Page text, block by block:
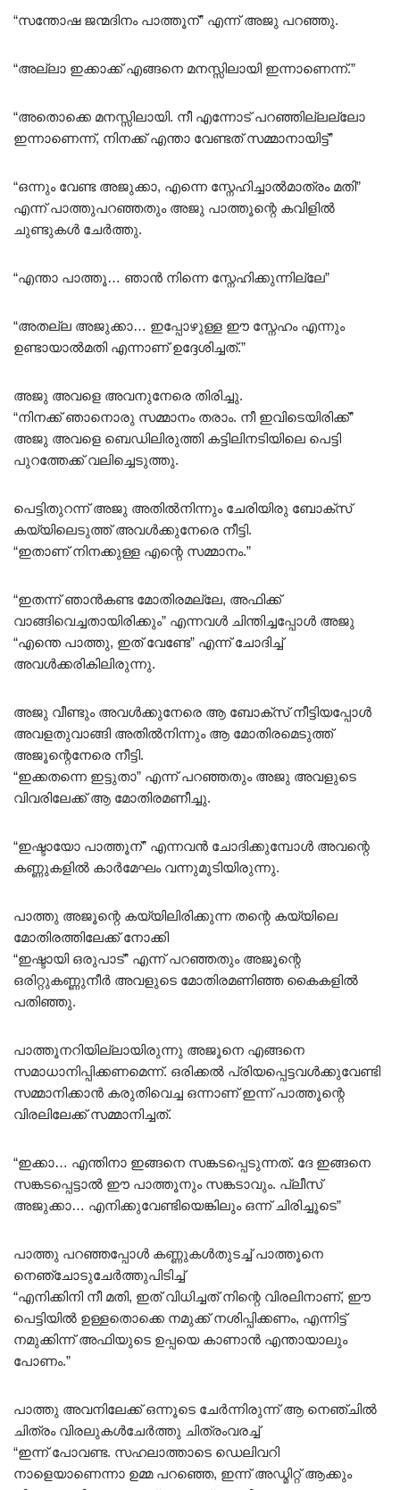
“സന്തോഷ ജന്മദിനം പാത്തൂന്” എന്ന് അജു പറഞ്ഞു.
“അല്ലാ ഇക്കാക്ക് എങ്ങനെ മനസ്സിലായി ഇന്നാണെന്ന്.”
“അതൊക്കെ മനസ്സിലായി. നീ എന്നോട് പറഞ്ഞില്ലല്ലോ
ഇന്നാണെന്ന്, നിനക്ക് എന്താ വേണ്ടത് സമ്മാനായിട്ട്”
“ഒന്നും വേണ്ട അജുക്കാ, എന്നെ സ്നേഹിച്ചാൽമാത്രം മതി”
എന്ന് പാത്തുപറഞ്ഞതും അജു പാത്തൂന്റെ കവിളിൽ
ചുണ്ടുകൾ ചേർത്തു.
“എന്താ പാത്തൂ… ഞാൻ നിന്നെ സ്നേഹിക്കുന്നില്ലേ”
“അതല്ല അജുക്കാ… ഇപ്പോഴുള്ള ഈ സ്നേഹം എന്നും
ഉണ്ടായാൽമതി എന്നാണ് ഉദ്ദേശിച്ചത്.”
അജു അവളെ അവനുനേരെ തിരിച്ചു.
“നിനക്ക് ഞാനൊരു സമ്മാനം തരാം. നീ ഇവിടെയിരിക്ക്”
അജു അവളെ ബെഡിലിരുത്തി കട്ടിലിനടിയിലെ പെട്ടി
പുറത്തേക്ക് വലിച്ചെടുത്തു.
പെട്ടിതുറന്ന് അജു അതിൽനിന്നും ചേരിയിരു ബോക്സ്‌
കയ്യിലെടുത്ത് അവൾക്കുനേരെ നീട്ടി.
“ഇതാണ് നിനക്കുള്ള എന്റെ സമ്മാനം.”
“ഇതന്ന് ഞാൻകണ്ട മോതിരമല്ലേ, അഫിക്ക്
വാങ്ങിവെച്ചതായിരിക്കും” എന്നവൾ ചിന്തിച്ചപ്പോൾ അജു
“എന്തെ പാത്തു, ഇത് വേണ്ടേ” എന്ന് ചോദിച്ച്
അവൾക്കരികിലിരുന്നു.
അജു വീണ്ടും അവൾക്കുനേരെ ആ ബോക്സ്‌ നീട്ടിയപ്പോൾ
അവളതുവാങ്ങി അതിൽനിന്നും ആ മോതിരമെടുത്ത്
അജൂന്റെനേരെ നീട്ടി.
“ഇക്കതന്നെ ഇട്ടുതാ” എന്ന് പറഞ്ഞതും അജു അവളുടെ
വിവരിലേക്ക് ആ മോതിരമണീച്ചു.
“ഇഷ്ടായോ പാത്തൂന്” എന്നവൻ ചോദിക്കുമ്പോൾ അവന്റെ
കണ്ണുകളിൽ കാർമേഘം വന്നുമൂടിയിരുന്നു.
പാത്തു അജൂന്റെ കയ്യിലിരിക്കുന്ന തന്റെ കയ്യിലെ
മോതിരത്തിലേക്ക് നോക്കി
“ഇഷ്ടായി ഒരുപാട്” എന്ന് പറഞ്ഞതും അജൂന്റെ
ഒരിറ്റുകണ്ണുനീർ അവളുടെ മോതിരമണിഞ്ഞ കൈകളിൽ
പതിഞ്ഞു.
പാത്തൂനറിയില്ലായിരുന്നു അജൂനെ എങ്ങനെ
സമാധാനിപ്പിക്കണമെന്ന്. ഒരിക്കൽ പ്രിയപ്പെട്ടവൾക്കുവേണ്ടി
സമ്മാനിക്കാൻ കരുതിവെച്ച ഒന്നാണ് ഇന്ന് പാത്തൂന്റെ
വിരലിലേക്ക് സമ്മാനിച്ചത്.
“ഇക്കാ… എന്തിനാ ഇങ്ങനെ സങ്കടപ്പെടുന്നത്. ദേ ഇങ്ങനെ
സങ്കടപ്പെട്ടാൽ ഈ പാത്തൂനും സങ്കടാവും. പ്ലീസ്
അജുക്കാ… എനിക്കുവേണ്ടിയെങ്കിലും ഒന്ന് ചിരിച്ചൂടെ”
പാത്തു പറഞ്ഞപ്പോൾ കണ്ണുകൾതുടച്ച് പാത്തൂനെ
നെഞ്ചോടുചേർത്തുപിടിച്ച്
“എനിക്കിനി നീ മതി, ഇത് വിധിച്ചത് നിന്റെ വിരലിനാണ്, ഈ
പെട്ടിയിൽ ഉള്ളതൊക്കെ നമുക്ക് നശിപ്പിക്കണം, എന്നിട്ട്
നമുക്കിന്ന് അഫിയുടെ ഉപ്പയെ കാണാൻ എന്തായാലും
പോണം.”
പാത്തു അവനിലേക്ക് ഒന്നൂടെ ചേർന്നിരുന്ന് ആ നെഞ്ചിൽ
ചിത്രം വിരലുകൾചേർത്തു ചിത്രംവരച്ച്
“ഇന്ന് പോവണ്ട. സഹലാത്താടെ ഡെലിവറി
നാളെയാണെന്നാ ഉമ്മ പറഞ്ഞെ, ഇന്ന് അഡ്മിറ്റ് ആക്കും